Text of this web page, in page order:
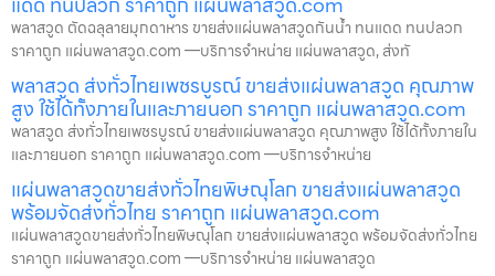
พลาสวูด ตัดฉลุลายมุกดาหาร ขายส่งแผ่นพลาสวูดกันน้ำ ทนแดด ทนปลวก
ราคาถูก แผ่นพลาสวูด.com —บริการจำหน่าย แผ่นพลาสวูด, ส่งทั
พลาสวูด ส่งทั่วไทยเพชรบูรณ์ ขายส่งแผ่นพลาสวูด คุณภาพ
สูง ใช้ได้ทั้งภายในและภายนอก ราคาถูก แผ่นพลาสวูด.com
พลาสวูด ส่งทั่วไทยเพชรบูรณ์ ขายส่งแผ่นพลาสวูด คุณภาพสูง ใช้ได้ทั้งภายใน
และภายนอก ราคาถูก แผ่นพลาสวูด.com —บริการจำหน่าย
แผ่นพลาสวูดขายส่งทั่วไทยพิษณุโลก ขายส่งแผ่นพลาสวูด
พร้อมจัดส่งทั่วไทย ราคาถูก แผ่นพลาสวูด.com
แผ่นพลาสวูดขายส่งทั่วไทยพิษณุโลก ขายส่งแผ่นพลาสวูด พร้อมจัดส่งทั่วไทย
ราคาถูก แผ่นพลาสวูด.com —บริการจำหน่าย แผ่นพลาสวูด